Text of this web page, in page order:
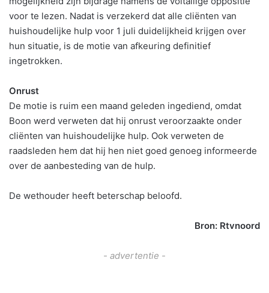
voor te lezen. Nadat is verzekerd dat alle cliënten van
huishoudelijke hulp voor 1 juli duidelijkheid krijgen over
hun situatie, is de motie van afkeuring definitief
ingetrokken.
Onrust
De motie is ruim een maand geleden ingediend, omdat
Boon werd verweten dat hij onrust veroorzaakte onder
cliënten van huishoudelijke hulp. Ook verweten de
raadsleden hem dat hij hen niet goed genoeg informeerde
over de aanbesteding van de hulp.
De wethouder heeft beterschap beloofd.
Bron: Rtvnoord
- advertentie -